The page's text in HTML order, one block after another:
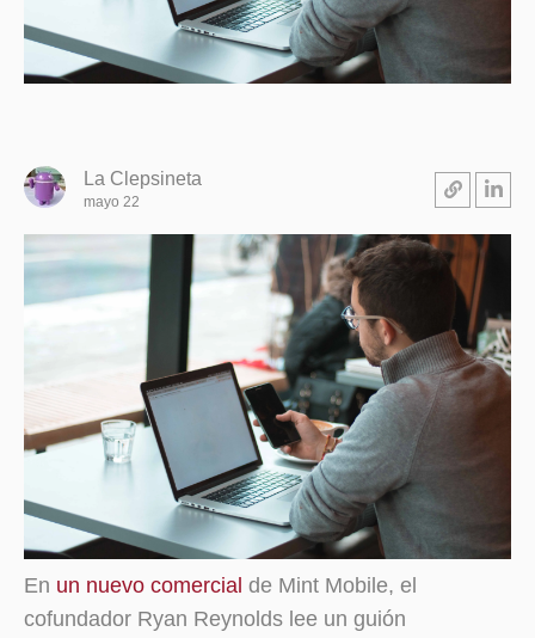
La Clepsineta
mayo 22
En un nuevo comercial de Mint Mobile, el
cofundador Ryan Reynolds lee un guión